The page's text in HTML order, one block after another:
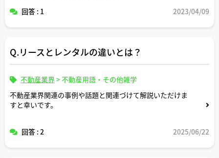
ば教えてください。
回答 : 1 2023/04/09
Q.リースとレンタルの違いとは？
不動産業界>不動産用語・その他雑学
不動産業界関連の事例や話題と関連づけて解説いただけま
すと幸いです。
回答 : 2 2025/06/22